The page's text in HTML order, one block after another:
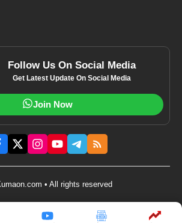
Follow Us On Social Media
Get Latest Update On Social Media
Join Now
• All rights reserved